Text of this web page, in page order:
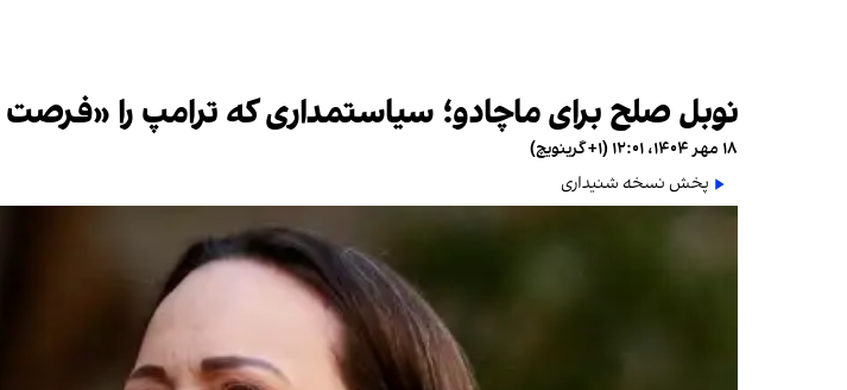
نوبل صلح برای ماچادو؛ سیاستمداری که ترامپ را «فرصت
۱۸ مهر ۱۴۰۴، ۱۲:۰۱ (‎+۱ گرینویچ)
پخش نسخه شنیداری